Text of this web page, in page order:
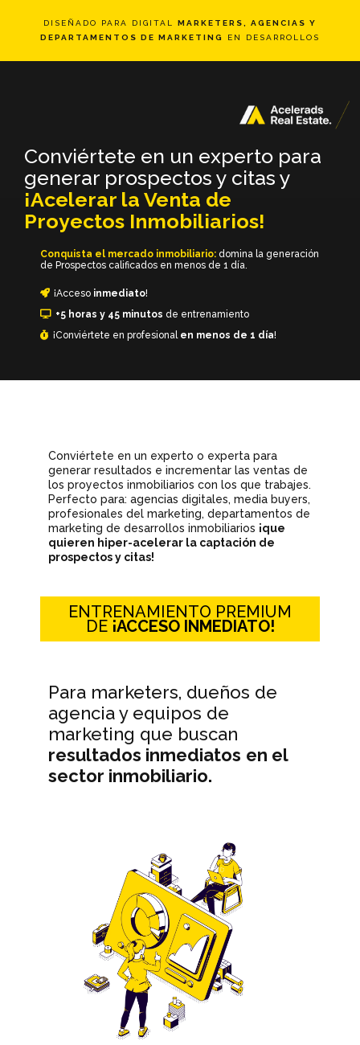
DISEÑADO PARA DIGITAL MARKETERS, AGENCIAS Y
DEPARTAMENTOS DE MARKETING
EN DESARROLLOS
Conviértete en un experto para
generar prospectos y citas y
¡Acelerar la Venta de
Proyectos Inmobiliarios!
Conquista el mercado inmobiliario: domina la generación
de Prospectos calificados en menos de 1 día.
¡Acceso inmediato!
+5 horas y 45 minutos de entrenamiento
¡Conviértete en profesionalen menos de 1 día!
Conviértete en un experto o experta para
generar resultados e incrementar las ventas de
los proyectos inmobiliarios con los que trabajes.
Perfecto para: agencias digitales, media buyers,
profesionales del marketing, departamentos de
marketing de desarrollos inmobiliarios ¡que
quieren hiper-acelerar la captación de
prospectos y citas!
ENTRENAMIENTO PREMIUM
DE¡ACCESO INMEDIATO!
Para marketers, dueños de
agencia y equipos de
marketing que buscan
resultados inmediatos en el
sector inmobiliario.